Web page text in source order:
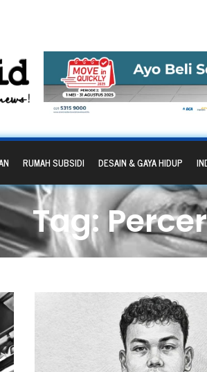
RUMAH SUBSIDI DESAIN & GAYA HIDUP
Tag: